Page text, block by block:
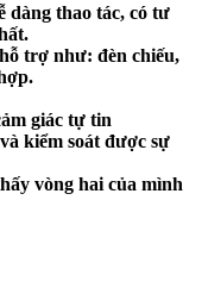
dàng thao tác, có tư
trợ như: đèn chiếu,
giác tự tin
kiểm soát được sự
vòng hai của mình